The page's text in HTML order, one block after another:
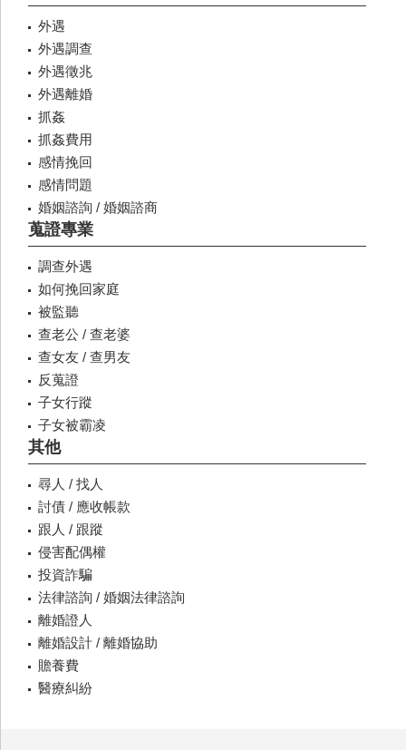
外遇
外遇調查
外遇徵兆
外遇離婚
抓姦
抓姦費用
感情挽回
感情問題
婚姻諮詢 / 婚姻諮商
蒐證專業
調查外遇
如何挽回家庭
被監聽
查老公 / 查老婆
查女友 / 查男友
反蒐證
子女行蹤
子女被霸凌
其他
尋人 / 找人
討債 / 應收帳款
跟人 / 跟蹤
侵害配偶權
投資詐騙
法律諮詢 / 婚姻法律諮詢
離婚證人
離婚設計 / 離婚協助
贍養費
醫療糾紛